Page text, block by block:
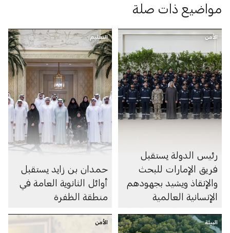
مواضيع ذات صلة
الأمن
رئيس الدولة يستقبل
فريق الإمارات للبحث
والإنقاذ ويشيد بجهودهم
الإنسانية العالمية
التعليم
حمدان بن زايد يستقبل
أوائل الثانوية العامة في
منطقة الظفرة
البيئة الأمن